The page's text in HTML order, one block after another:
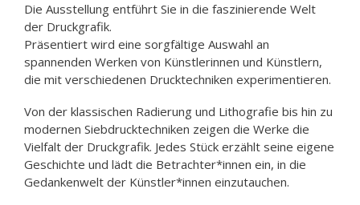
Die Ausstellung entführt Sie in die faszinierende Welt
der Druckgrafik.
Präsentiert wird eine sorgfältige Auswahl an
spannenden Werken von Künstlerinnen und Künstlern,
die mit verschiedenen Drucktechniken experimentieren.
Von der klassischen Radierung und Lithografie bis hin zu
modernen Siebdrucktechniken zeigen die Werke die
Vielfalt der Druckgrafik. Jedes Stück erzählt seine eigene
Geschichte und lädt die Betrachter*innen ein, in die
Gedankenwelt der Künstler*innen einzutauchen.